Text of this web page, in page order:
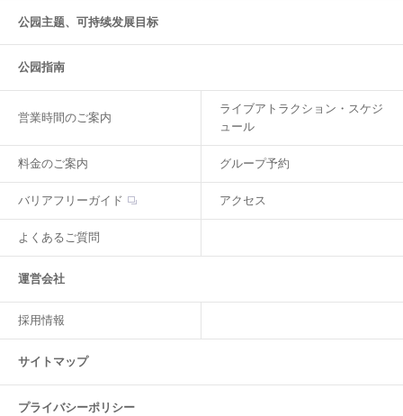
公园主题、可持续发展目标
公园指南
営業時間のご案内
ライブアトラクション・スケジ
ュール
料金のご案内 グループ予約
バリアフリーガイド アクセス
よくあるご質問
運営会社
採用情報
サイトマップ
プライバシーポリシー